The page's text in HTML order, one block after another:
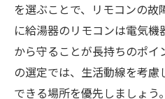
を選ぶことで、リモコンの故
に給湯器のリモコンは電気
から守ることが長持ちのポ
の選定では、生活動線を考
できる場所を優先しましょう。